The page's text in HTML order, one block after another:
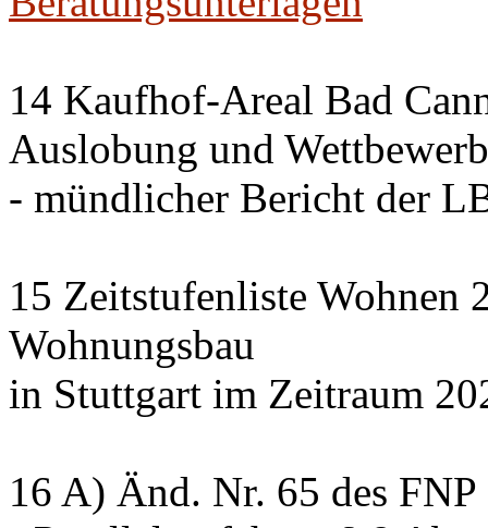
14 Kaufhof-Areal Bad
Auslobung und Wettbewerb
- mündlicher Bericht der
15 Zeitstufenliste Wohnen
Wohnungsbau
in Stuttgart im Zeitraum
16 A) Änd. Nr. 65 des